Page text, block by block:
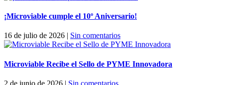
¡Microviable cumple el 10º Aniversario!
16 de julio de 2026 | Sin comentarios
Microviable Recibe el Sello de PYME Innovadora
2 de junio de 2026 | Sin comentarios